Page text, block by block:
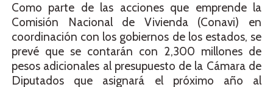
Como parte de las acciones que emprende la
Comisión Nacional de Vivienda (Conavi) en
coordinación con los gobiernos de los estados, se
prevé que se contarán con 2,300 millones de
pesos adicionales al presupuesto de la Cámara de
Diputados que asignará el próximo año al